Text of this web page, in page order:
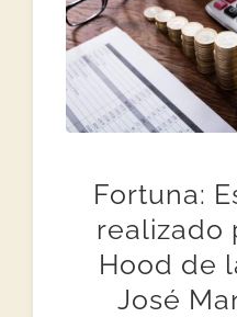
Fortuna:
realizado
Hood de
José